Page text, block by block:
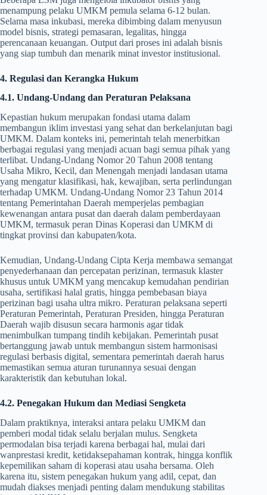
menampung pelaku UMKM pemula selama 6-12 bulan.
Selama masa inkubasi, mereka dibimbing dalam menyusun
model bisnis, strategi pemasaran, legalitas, hingga
perencanaan keuangan. Output dari proses ini adalah bisnis
yang siap tumbuh dan menarik minat investor institusional.
4. Regulasi dan Kerangka Hukum
4.1. Undang-Undang dan Peraturan Pelaksana
Kepastian hukum merupakan fondasi utama dalam
membangun iklim investasi yang sehat dan berkelanjutan bagi
UMKM. Dalam konteks ini, pemerintah telah menerbitkan
berbagai regulasi yang menjadi acuan bagi semua pihak yang
terlibat. Undang-Undang Nomor 20 Tahun 2008 tentang
Usaha Mikro, Kecil, dan Menengah menjadi landasan utama
yang mengatur klasifikasi, hak, kewajiban, serta perlindungan
terhadap UMKM. Undang-Undang Nomor 23 Tahun 2014
tentang Pemerintahan Daerah memperjelas pembagian
kewenangan antara pusat dan daerah dalam pemberdayaan
UMKM, termasuk peran Dinas Koperasi dan UMKM di
tingkat provinsi dan kabupaten/kota.
Kemudian, Undang-Undang Cipta Kerja membawa semangat
penyederhanaan dan percepatan perizinan, termasuk klaster
khusus untuk UMKM yang mencakup kemudahan pendirian
usaha, sertifikasi halal gratis, hingga pembebasan biaya
perizinan bagi usaha ultra mikro. Peraturan pelaksana seperti
Peraturan Pemerintah, Peraturan Presiden, hingga Peraturan
Daerah wajib disusun secara harmonis agar tidak
menimbulkan tumpang tindih kebijakan. Pemerintah pusat
bertanggung jawab untuk membangun sistem harmonisasi
regulasi berbasis digital, sementara pemerintah daerah harus
memastikan semua aturan turunannya sesuai dengan
karakteristik dan kebutuhan lokal.
4.2. Penegakan Hukum dan Mediasi Sengketa
Dalam praktiknya, interaksi antara pelaku UMKM dan
pemberi modal tidak selalu berjalan mulus. Sengketa
permodalan bisa terjadi karena berbagai hal, mulai dari
wanprestasi kredit, ketidaksepahaman kontrak, hingga konflik
kepemilikan saham di koperasi atau usaha bersama. Oleh
karena itu, sistem penegakan hukum yang adil, cepat, dan
mudah diakses menjadi penting dalam mendukung stabilitas